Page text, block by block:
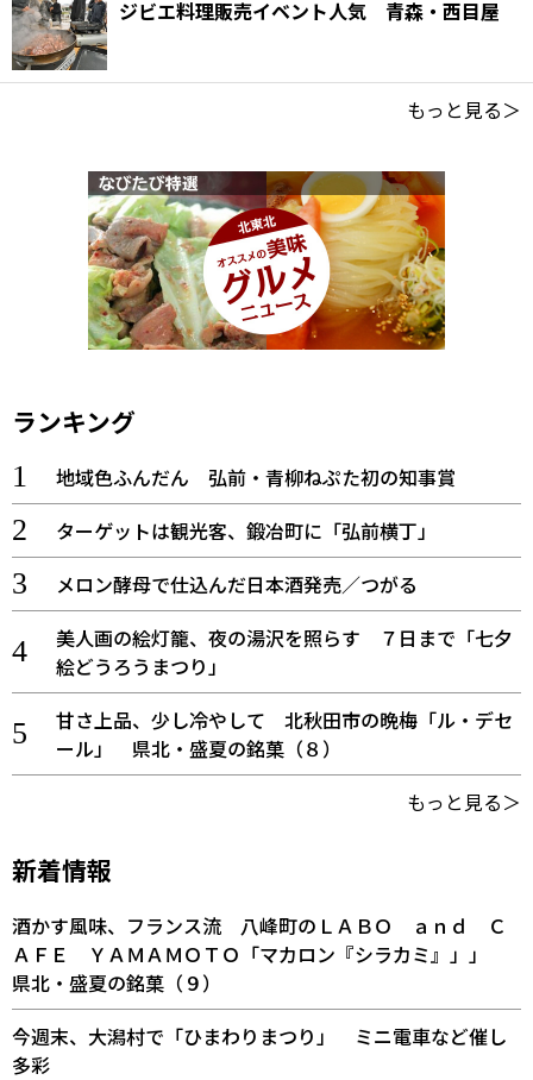
ジビエ料理販売イベント人気 青森・西目屋
もっと見る＞
ランキング
地域色ふんだん 弘前・青柳ねぷた初の知事賞
ターゲットは観光客、鍛冶町に「弘前横丁」
メロン酵母で仕込んだ日本酒発売／つがる
美人画の絵灯籠、夜の湯沢を照らす ７日まで「七夕
絵どうろうまつり」
甘さ上品、少し冷やして 北秋田市の晩梅「ル・デセ
ール」 県北・盛夏の銘菓（８）
もっと見る＞
新着情報
酒かす風味、フランス流 八峰町のＬＡＢＯ ａｎｄ Ｃ
ＡＦＥ ＹＡＭＡＭＯＴＯ「マカロン『シラカミ』」」
県北・盛夏の銘菓（９）
今週末、大潟村で「ひまわりまつり」 ミニ電車など催し
多彩